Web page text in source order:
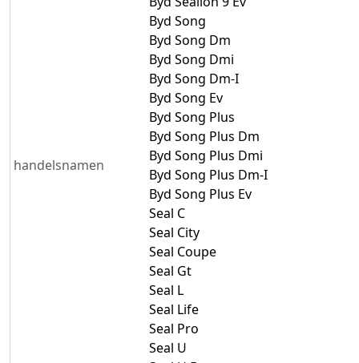
handelsnamen
Byd Song
Byd Song Dm
Byd Song Dmi
Byd Song Dm-I
Byd Song Ev
Byd Song Plus
Byd Song Plus Dm
Byd Song Plus Dmi
Byd Song Plus Dm-I
Byd Song Plus Ev
Seal C
Seal City
Seal Coupe
Seal Gt
Seal L
Seal Life
Seal Pro
Seal U